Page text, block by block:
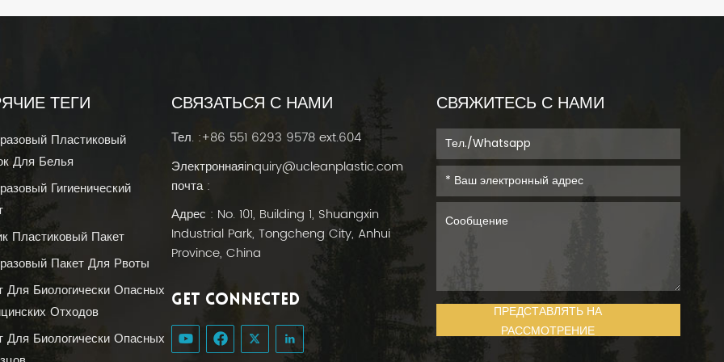
ТЕГИ
Пластиковый
Для Белья
Гигиенический
Пластиковый Пакет
Пакет Для Рвоты
Для Биологически Опасных
Отходов
Для Биологически Опасных
СВЯЗАТЬСЯ С НАМИ
Тел. :+86 551 6293 9578 ext.604
Электронная
почта :
inquiry@ucleanplastic.com
Адрес : No. 101, Building 1, Shuangxin
Industrial Park, Tongcheng City, Anhui
Province, China
GET CONNECTED
СВЯЖИТЕСЬ С НАМИ
ПРЕДСТАВЛЯТЬ НА
РАССМОТРЕНИЕ